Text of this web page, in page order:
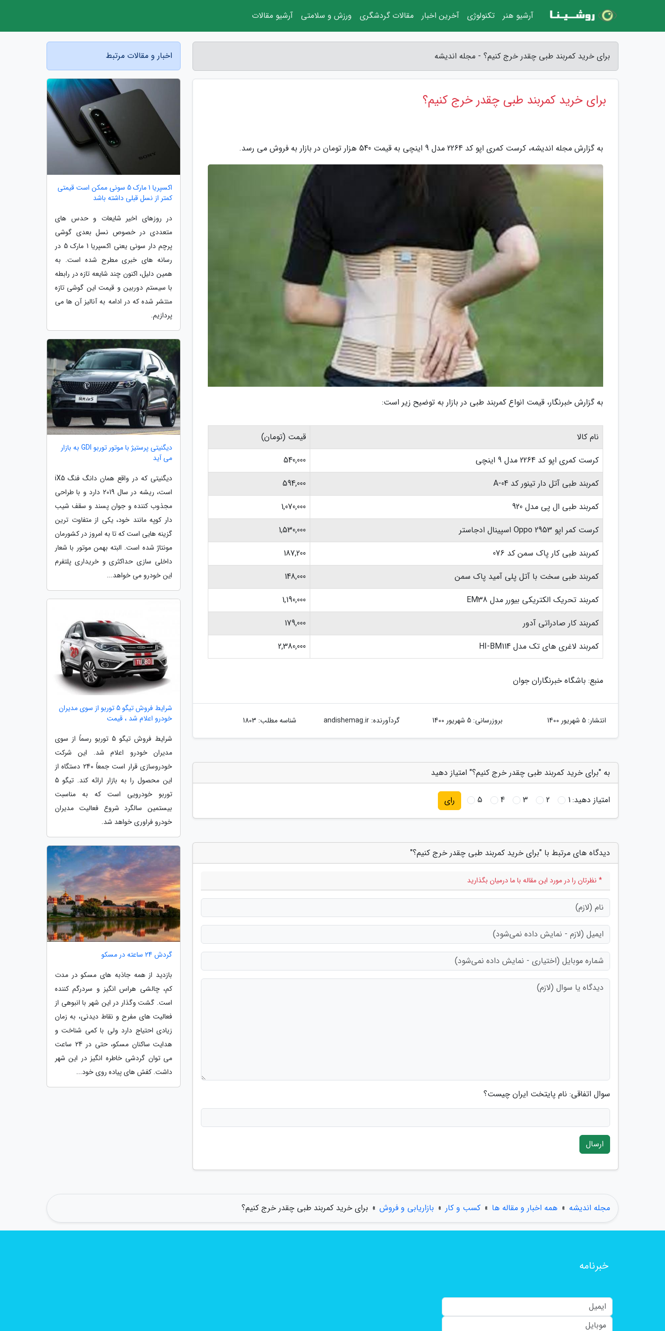
برای خرید کمربند طبی چقدر خرج کنیم؟ - مجله اندیشه
برای خرید کمربند طبی چقدر خرج کنیم؟
به گزارش مجله اندیشه، کرست کمری اپو کد 2264 مدل 9 اینچی به قیمت 540 هزار تومان در بازار به فروش می رسد.
به گزارش خبرنگار، قیمت انواع کمربند طبی در بازار به توضیح زیر است:
نام کالا
قیمت (تومان)
کرست کمری اپو کد 2264 مدل 9 اینچی
540,000
کمربند طبی آتل دار تینور کد A-04
594,000
کمربند طبی ال پی مدل 920
1,070,000
کرست کمر اپو Oppo 2953 اسپینال ادجاستر
1,530,000
کمربند طبی کار پاک سمن کد 076
187,200
کمربند طبی سخت با آتل پلی آمید پاک سمن
148,000
کمربند تحریک الکتریکی بیورر مدل EM38
1,190,000
کمربند کار صادراتی آدور
179,000
کمربند لاغری های تک مدل HI-BM114
2,380,000
منبع: باشگاه خبرنگاران جوان
انتشار: 5 شهریور 1400 بروزرسانی: 5 شهریور 1400 گردآورنده:andishemag.ir شناسه مطلب: 1803
به "برای خرید کمربند طبی چقدر خرج کنیم؟" امتیاز دهید
امتیاز دهید:1
2
3
4
5 رای
دیدگاه های مرتبط با "برای خرید کمربند طبی چقدر خرج کنیم؟"
* نظرتان را در مورد این مقاله با ما درمیان بگذارید
سوال اتفاقی: نام پایتخت ایران چیست؟
ارسال
اخبار و مقالات مرتبط
اکسپریا 1 مارک 5 سونی ممکن است قیمتی
کمتر از نسل قبلی داشته باشد
در روزهای اخیر شایعات و حدس های
متعددی در خصوص نسل بعدی گوشی
پرچم دار سونی یعنی اکسپریا 1 مارک 5 در
رسانه های خبری مطرح شده است. به
همین دلیل، اکنون چند شایعه تازه در رابطه
با سیستم دوربین و قیمت این گوشی تازه
منتشر شده که در ادامه به آنالیز آن ها می
پردازیم.
دیگنیتی پرستیژ با موتور توربو GDI به بازار
می آید
دیگنیتی که در واقع همان دانگ فنگ iX5
است، ریشه در سال 2019 دارد و با طراحی
مجذوب کننده و جوان پسند و سقف شیب
دار کوپه مانند خود، یکی از متفاوت ترین
گزینه هایی است که تا به امروز در کشورمان
مونتاژ شده است. البته بهمن موتور با شعار
داخلی سازی حداکثری و خریداری پلتفرم
این خودرو می خواهد...
شرایط فروش تیگو 5 توربو از سوی مدیران
خودرو اعلام شد ، قیمت
شرایط فروش تیگو 5 توربو رسماً از سوی
مدیران خودرو اعلام شد. این شرکت
خودروسازی قرار است جمعاً 240 دستگاه از
این محصول را به بازار ارائه کند. تیگو 5
توربو خودرویی است که به مناسبت
بیستمین سالگرد شروع فعالیت مدیران
خودرو فراوری خواهد شد.
گردش 24 ساعته در مسکو
بازدید از همه جاذبه های مسکو در مدت
کم، چالشی هراس انگیز و سردرگم کننده
است. گشت وگذار در این شهر با انبوهی از
فعالیت های مفرح و نقاط دیدنی، به زمان
زیادی احتیاج دارد ولی با کمی شناخت و
هدایت ساکنان مسکو، حتی در 24 ساعت
می توان گردشی خاطره انگیز در این شهر
داشت. کفش های پیاده روی خود...
مجله اندیشه » همه اخبار و مقاله ها » کسب و کار » بازاریابی و فروش » برای خرید کمربند طبی چقدر خرج کنیم؟
آرشیو هنر تکنولوژی آخرین اخبار مقالات گردشگری ورزش و سلامتی آرشیو مقالات
خبرنامه